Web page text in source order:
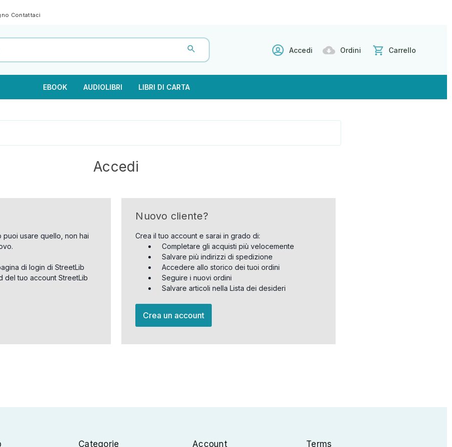
Contattaci
Accedi Ordini Carrello
EBOOK AUDIOLIBRI LIBRI DI CARTA
Accedi
puoi usare quello, non hai
di login di StreetLib
del tuo account StreetLib
Nuovo cliente?
Crea il tuo account e sarai in grado di:
Completare gli acquisti più velocemente
Salvare più indirizzi di spedizione
Accedere allo storico dei tuoi ordini
Seguire i nuovi ordini
Salvare articoli nella Lista dei desideri
Crea un account
Categorie Account Terms